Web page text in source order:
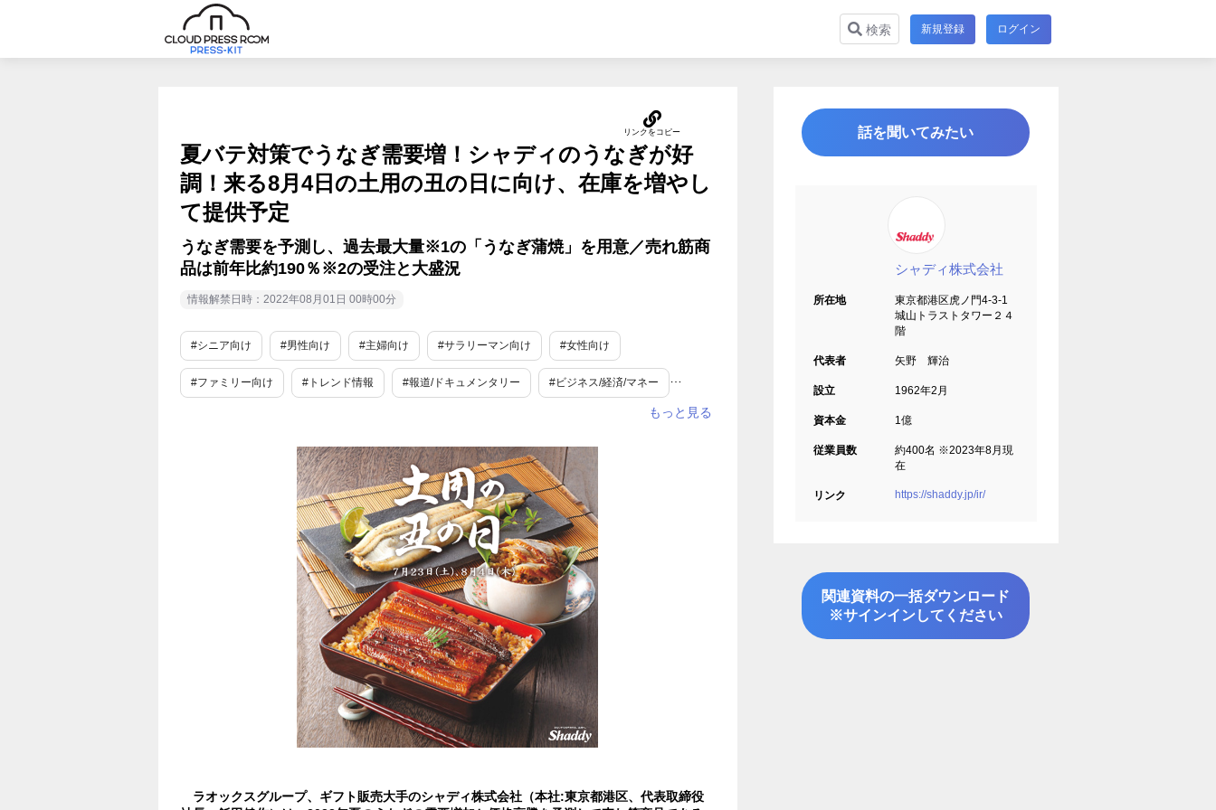
検索 新規登録 ログイン
夏バテ対策でうなぎ需要増！シャディのうなぎが好
調！来る8月4日の土用の丑の日に向け、在庫を増やし
て提供予定
うなぎ需要を予測し、過去最大量※1の「うなぎ蒲焼」を用意／売れ筋商
品は前年比約190％※2の受注と大盛況
情報解禁日時：2022年08月01日 00時00分
#シニア向け #男性向け #主婦向け #サラリーマン向け #女性向け
#ファミリー向け #トレンド情報 #報道/ドキュメンタリー #ビジネス/経済/マネー
#toC #売上No.1 #最高売上 #目標売上達成
#夏バテ #ギフト #ご褒美 #生活情報 #ステイホーム
#お中元・お歳暮 #夏 #ヒット番付・ヒット予測
ラオックスグループ、ギフト販売大手のシャディ株式会社（本社:東京都港区、代表取締役
話を聞いてみたい
シャディ株式会社
所在地
東京都港区虎ノ門4-3-1
城山トラストタワー２４
階
代表者 矢野 輝治
設立 1962年2月
資本金 1億
従業員数
約400名 ※2023年8月現
在
リンク https://shaddy.jp/ir/
関連資料の一括ダウンロード
※サインインしてください